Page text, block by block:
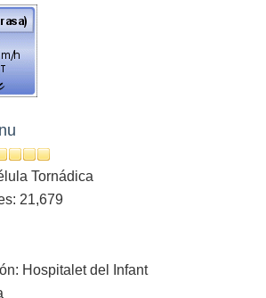
Tornádica
21,679
Hospitalet del Infant